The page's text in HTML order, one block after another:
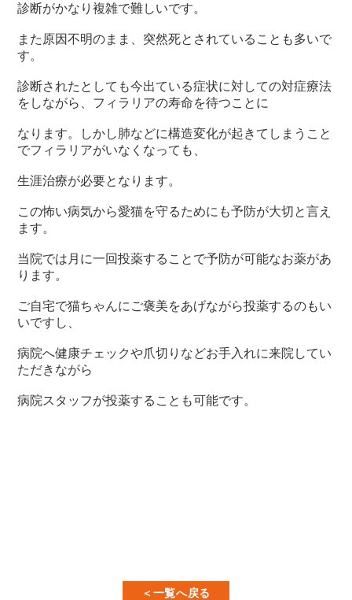
診断がかなり複雑で難しいです。
また原因不明のまま、突然死とされていることも多いで
す。
診断されたとしても今出ている症状に対しての対症療法
をしながら、フィラリアの寿命を待つことに
なります。しかし肺などに構造変化が起きてしまうこと
でフィラリアがいなくなっても、
生涯治療が必要となります。
この怖い病気から愛猫を守るためにも予防が大切と言え
ます。
当院では月に一回投薬することで予防が可能なお薬があ
ります。
ご自宅で猫ちゃんにご褒美をあげながら投薬するのもい
いですし、
病院へ健康チェックや爪切りなどお手入れに来院してい
ただきながら
病院スタッフが投薬することも可能です。
＜一覧へ戻る